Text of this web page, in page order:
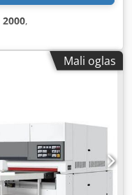
2000,
Mali oglas